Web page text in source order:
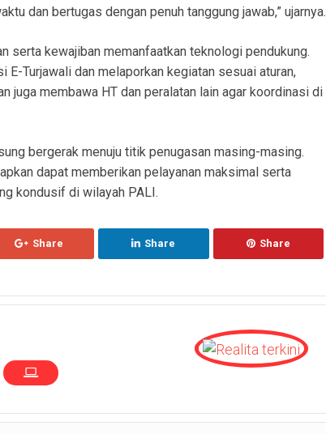
dan bertugas dengan penuh tanggung jawab,” ujarnya.
serta kewajiban memanfaatkan teknologi pendukung.
Turjawali dan melaporkan kegiatan sesuai aturan,
juga membawa HT dan peralatan lain agar koordinasi di
bergerak menuju titik penugasan masing-masing.
dapat memberikan pelayanan maksimal serta
kondusif di wilayah PALI.
Share Share Share